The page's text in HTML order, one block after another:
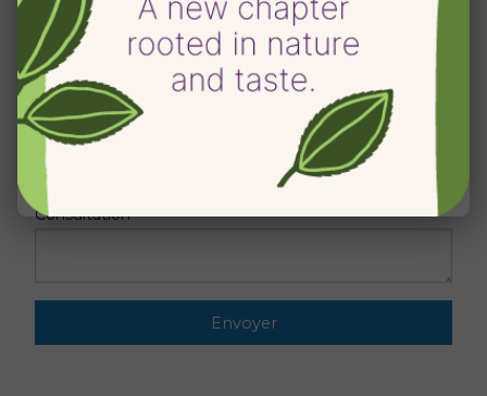
Pays
e-mail
Consultation
Envoyer